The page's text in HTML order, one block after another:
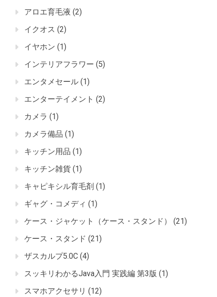
アロエ育毛液 (2)
イクオス (2)
イヤホン (1)
インテリアフラワー (5)
エンタメセール (1)
エンターテイメント (2)
カメラ (1)
カメラ備品 (1)
キッチン用品 (1)
キッチン雑貨 (1)
キャピキシル育毛剤 (1)
ギャグ・コメディ (1)
ケース・ジャケット（ケース・スタンド）
(21)
ケース・スタンド (21)
ザスカルプ5.0C (4)
スッキリわかるJava入門 実践編 第3版 (1)
スマホアクセサリ (12)